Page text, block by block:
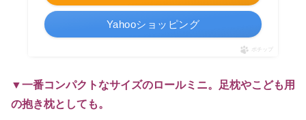
Yahooショッピング
ポチップ
▼一番コンパクトなサイズのロールミニ。足枕やこども用
の抱き枕としても。